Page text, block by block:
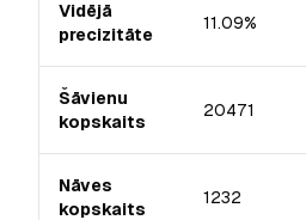
Vidējā
precizitāte
11.09%
Šāvienu
kopskaits
20471
Nāves
kopskaits
1232